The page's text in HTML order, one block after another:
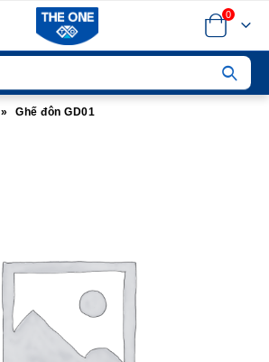
0
» Ghế đôn GD01